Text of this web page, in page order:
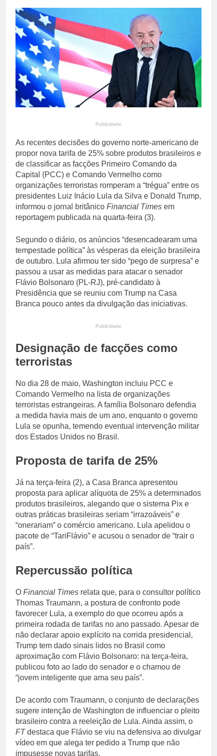
às vésperas da eleição
5 Horas Ago
Inmet emite alerta de
vendaval para seis
municípios do Sul do
Espírito Santo neste
domingo
5 Horas Ago
Publicidade
As recentes decisões do governo norte-americano de
propor nova tarifa de 25% sobre produtos brasileiros e
de classificar as facções Primeiro Comando da
Capital (PCC) e Comando Vermelho como
organizações terroristas romperam a “trégua” entre os
presidentes Luiz Inácio Lula da Silva e Donald Trump,
informou o jornal britânico Financial Times em
reportagem publicada na quarta-feira (3).
Segundo o diário, os anúncios “desencadearam uma
tempestade política” às vésperas da eleição brasileira
de outubro. Lula afirmou ter sido “pego de surpresa” e
passou a usar as medidas para atacar o senador
Flávio Bolsonaro (PL-RJ), pré-candidato à
Presidência que se reuniu com Trump na Casa
Branca pouco antes da divulgação das iniciativas.
Publicidade
Designação de facções como
terroristas
No dia 28 de maio, Washington incluiu PCC e
Comando Vermelho na lista de organizações
terroristas estrangeiras. A família Bolsonaro defendia
a medida havia mais de um ano, enquanto o governo
Lula se opunha, temendo eventual intervenção militar
dos Estados Unidos no Brasil.
Proposta de tarifa de 25%
Já na terça-feira (2), a Casa Branca apresentou
proposta para aplicar alíquota de 25% a determinados
produtos brasileiros, alegando que o sistema Pix e
outras práticas brasileiras seriam “irrazoáveis” e
“onerariam” o comércio americano. Lula apelidou o
pacote de “TariFlávio” e acusou o senador de “trair o
país”.
Repercussão política
O Financial Times relata que, para o consultor político
Thomas Traumann, a postura de confronto pode
favorecer Lula, a exemplo do que ocorreu após a
primeira rodada de tarifas no ano passado. Apesar de
não declarar apoio explícito na corrida presidencial,
Trump tem dado sinais lidos no Brasil como
aproximação com Flávio Bolsonaro: na terça-feira,
publicou foto ao lado do senador e o chamou de
“jovem inteligente que ama seu país”.
De acordo com Traumann, o conjunto de declarações
sugere intenção de Washington de influenciar o pleito
brasileiro contra a reeleição de Lula. Ainda assim, o
FTdestaca que Flávio se viu na defensiva ao divulgar
vídeo em que alega ter pedido a Trump que não
impusesse novas tarifas.